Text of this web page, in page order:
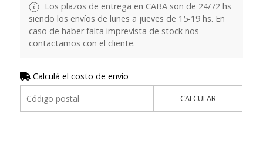
Los plazos de entrega en CABA son de 24/72 hs
siendo los envíos de lunes a jueves de 15-19 hs. En
caso de haber falta imprevista de stock nos
contactamos con el cliente.
Calculá el costo de envío
CALCULAR